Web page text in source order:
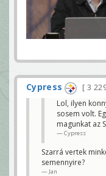
Cypress
3
Lol, ilyen
sosem volt.
magunkat az
Cypress
Szarrá vertek
semennyire?
Jan